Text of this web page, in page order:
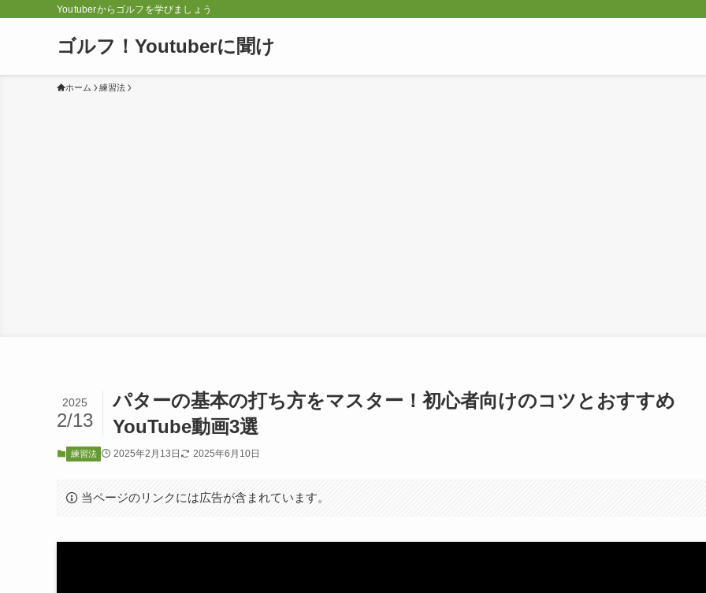
Youtuberからゴルフを学びましょう
ゴルフ！Youtuberに聞け
ホーム 練習法
パターの基本の打ち方をマスター！初心者向けのコツとおすすめ
YouTube動画3選
2025
2/13
練習法 2025年2月13日 2025年6月10日
当ページのリンクには広告が含まれています。